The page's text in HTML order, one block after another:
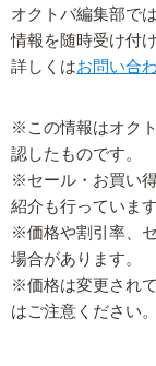
オクトバ編集部で
情報を随時受け付
詳しくはお問い合
※この情報はオク
認したものです。
※セール・お買い
紹介も行っています
※価格や割引率、
場合があります。
※価格は変更され
はご注意ください。